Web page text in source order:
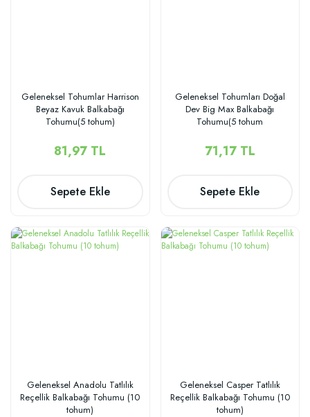
Geleneksel Tohumlar Harrison
Beyaz Kavuk Balkabağı
Tohumu(5 tohum)
81,97 TL
Sepete Ekle
Geleneksel Tohumları Doğal
Dev Big Max Balkabağı
Tohumu(5 tohum
71,17 TL
Sepete Ekle
Geleneksel Anadolu Tatlılık
Reçellik Balkabağı Tohumu (10
tohum)
Geleneksel Casper Tatlılık
Reçellik Balkabağı Tohumu (10
tohum)